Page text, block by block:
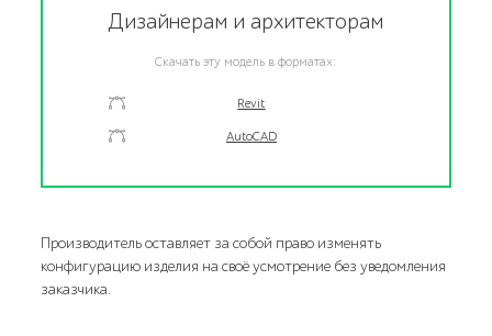
Дизайнерам и архитекторам
Скачать эту модель в форматах:
Revit
AutoCAD
Производитель оставляет за собой право изменять
конфигурацию изделия на своё усмотрение без уведомления
заказчика.